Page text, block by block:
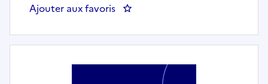
Ajouter aux favoris : Un professeur de cor